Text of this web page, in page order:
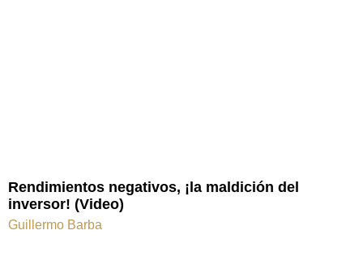
Rendimientos negativos, ¡la maldición del
inversor! (Video)
Guillermo Barba